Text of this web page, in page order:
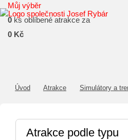
Můj výběr
0 ks oblíbené atrakce za
0 Kč
Úvod Atrakce Simulátory a
Atrakce podle typu